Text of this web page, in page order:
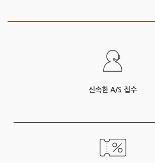
신속한 A/S 접수